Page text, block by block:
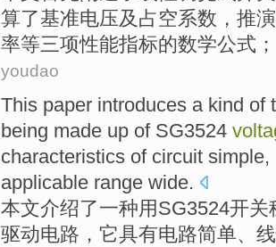
算了基准电压及 占空系数 ，推
率等三项性能指标的数学公式；
youdao
This paper introduces a kind of
being made up of SG3524
characteristics ofcircuit simple,
applicable range wide.
本文介绍了一种用SG3524开关
驱动电路 ， 它具有电路简单、